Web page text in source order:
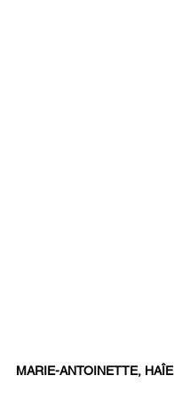
MARIE-ANTOINETTE, HAÎE